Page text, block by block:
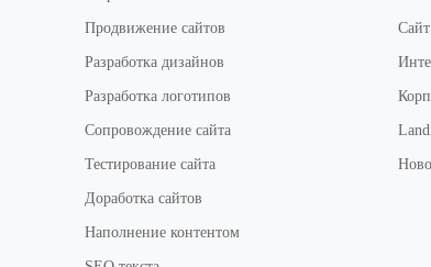
Продвижение сайтов
Разработка дизайнов
Разработка логотипов
Сопровождение сайта
Тестирование сайта
Доработка сайтов
Наполнение контентом
Сайт